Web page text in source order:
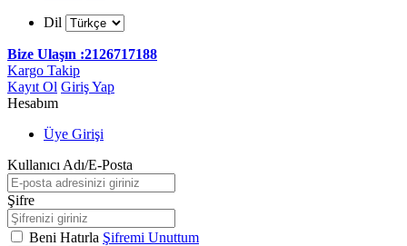
Dil
Bize Ulaşın :2126717188
Kargo Takip
Kayıt Ol Giriş Yap
Hesabım
Üye Girişi
Kullanıcı Adı/E-Posta
Şifre
Beni Hatırla Şifremi Unuttum